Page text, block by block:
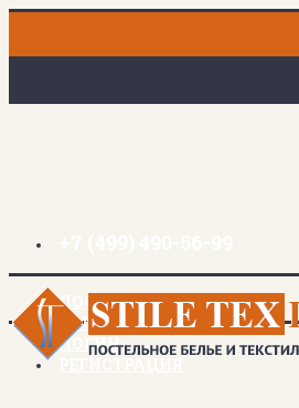
ДОСТАВКА И ОПЛАТА
ЗАКЛАДКИ (0)
ЛОГИН